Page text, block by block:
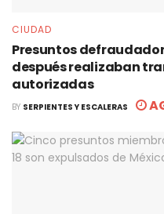
CIUDAD
Presuntos
después realizaban
autorizadas
BY SERPIENTES Y ESCALERAS